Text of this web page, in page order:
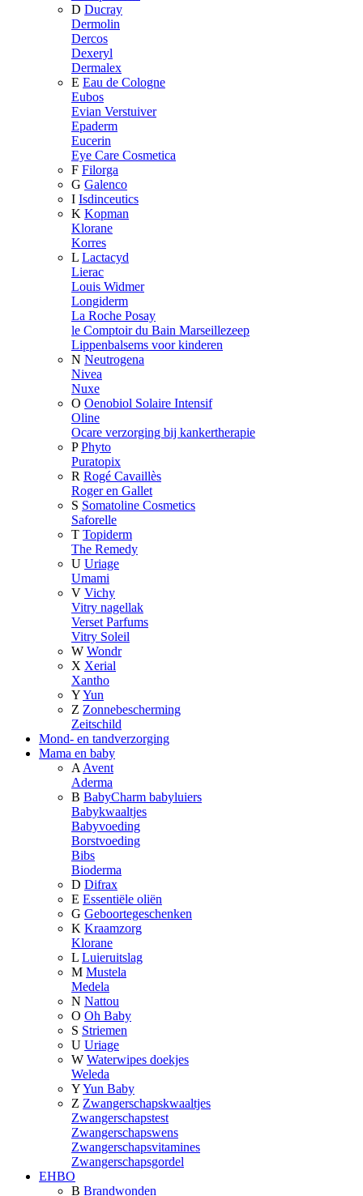
D Ducray
Dermolin
Dercos
Dexeryl
Dermalex
E Eau de Cologne
Eubos
Evian Verstuiver
Epaderm
Eucerin
Eye Care Cosmetica
F Filorga
G Galenco
I Isdinceutics
K Kopman
Klorane
Korres
L Lactacyd
Lierac
Louis Widmer
Longiderm
La Roche Posay
le Comptoir du Bain Marseillezeep
Lippenbalsems voor kinderen
N Neutrogena
Nivea
Nuxe
O Oenobiol Solaire Intensif
Oline
Ocare verzorging bij kankertherapie
P Phyto
Puratopix
R Rogé Cavaillès
Roger en Gallet
S Somatoline Cosmetics
Saforelle
T Topiderm
The Remedy
U Uriage
Umami
V Vichy
Vitry nagellak
Verset Parfums
Vitry Soleil
W Wondr
X Xerial
Xantho
YYun
Z Zonnebescherming
Zeitschild
Mond- en tandverzorging
Mama en baby
A Avent
Aderma
B BabyCharm babyluiers
Babykwaaltjes
Babyvoeding
Borstvoeding
Bibs
Bioderma
D Difrax
E Essentiële oliën
G Geboortegeschenken
K Kraamzorg
Klorane
L Luieruitslag
M Mustela
Medela
N Nattou
O Oh Baby
S Striemen
U Uriage
W Waterwipes doekjes
Weleda
YYun Baby
Z Zwangerschapskwaaltjes
Zwangerschapstest
Zwangerschapswens
Zwangerschapsvitamines
Zwangerschapsgordel
EHBO
B Brandwonden